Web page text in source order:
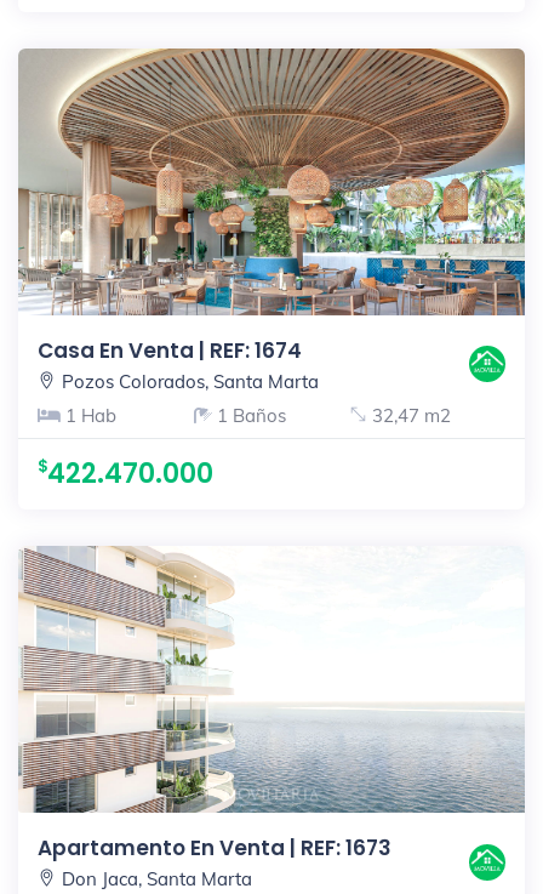
Casa En Venta | REF: 1674
Pozos Colorados, Santa Marta
1 Hab
1 Baños 32,47 m2
422.470.000
Apartamento En Venta | REF: 1673
Don Jaca, Santa Marta